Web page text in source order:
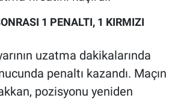
1 PENALTI, 1 KIRMIZI
uzatma dakikalarında
penaltı kazandı. Maçın
pozisyonu yeniden